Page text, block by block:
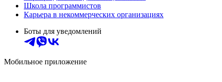
Школа программистов
Карьера в некоммерческих организациях
Боты для уведомлений
Мобильное приложение